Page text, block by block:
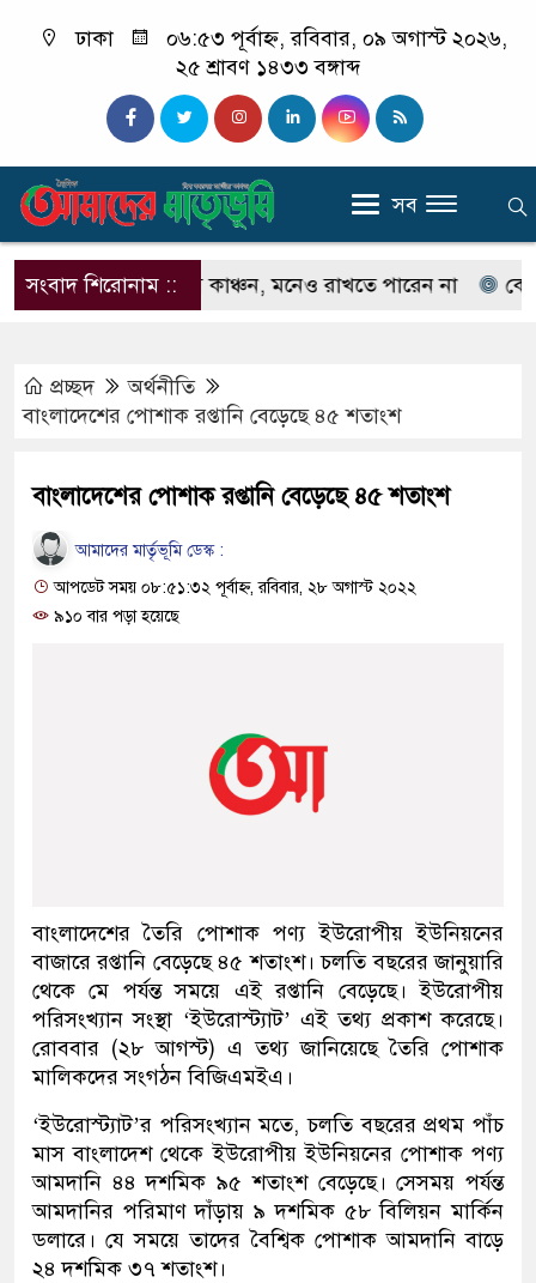
ঢাকা
০৬:৫৩ পূর্বাহ্ন, রবিবার, ০৯ অগাস্ট ২০২৬,
২৫ শ্রাবণ ১৪৩৩ বঙ্গাব্দ
সব
সংবাদ শিরোনাম ::
না ইলিয়াস কাঞ্চন, মনেও রাখতে পারেন না কেউ যদি
প্রচ্ছদ
অর্থনীতি
বাংলাদেশের পোশাক রপ্তানি বেড়েছে ৪৫ শতাংশ
বাংলাদেশের পোশাক রপ্তানি বেড়েছে ৪৫ শতাংশ
আমাদের মার্তৃভূমি ডেস্ক :
আপডেট সময় ০৮:৫১:৩২ পূর্বাহ্ন, রবিবার, ২৮ অগাস্ট ২০২২
৯১০ বার পড়া হয়েছে
বাংলাদেশের তৈরি পোশাক পণ্য ইউরোপীয় ইউনিয়নের
বাজারে রপ্তানি বেড়েছে ৪৫ শতাংশ। চলতি বছরের জানুয়ারি
থেকে মে পর্যন্ত সময়ে এই রপ্তানি বেড়েছে। ইউরোপীয়
পরিসংখ্যান সংস্থা ‘ইউরোস্ট্যাট’ এই তথ্য প্রকাশ করেছে।
রোববার (২৮ আগস্ট) এ তথ্য জানিয়েছে তৈরি পোশাক
মালিকদের সংগঠন বিজিএমইএ।
‘ইউরোস্ট্যাট’র পরিসংখ্যান মতে, চলতি বছরের প্রথম পাঁচ
মাস বাংলাদেশ থেকে ইউরোপীয় ইউনিয়নের পোশাক পণ্য
আমদানি ৪৪ দশমিক ৯৫ শতাংশ বেড়েছে। সেসময় পর্যন্ত
আমদানির পরিমাণ দাঁড়ায় ৯ দশমিক ৫৮ বিলিয়ন মার্কিন
ডলারে। যে সময়ে তাদের বৈশ্বিক পোশাক আমদানি বাড়ে
২৪ দশমিক ৩৭ শতাংশ।